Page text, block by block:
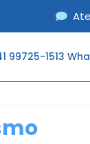
99725-1513